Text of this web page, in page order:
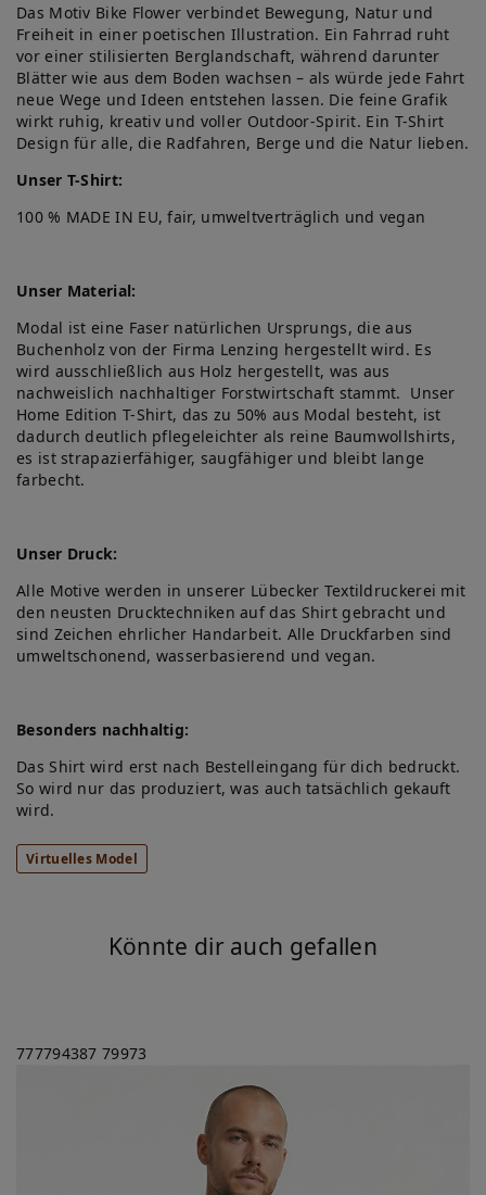
Das Motiv Bike Flower verbindet Bewegung, Natur und
Freiheit in einer poetischen Illustration. Ein Fahrrad ruht
vor einer stilisierten Berglandschaft, während darunter
Blätter wie aus dem Boden wachsen – als würde jede Fahrt
neue Wege und Ideen entstehen lassen. Die feine Grafik
wirkt ruhig, kreativ und voller Outdoor-Spirit. Ein T-Shirt
Design für alle, die Radfahren, Berge und die Natur lieben.
Unser T-Shirt:
100 % MADE IN EU, fair, umweltverträglich und vegan
Unser Material:
Modal ist eine Faser natürlichen Ursprungs, die aus
Buchenholz von der Firma Lenzing hergestellt wird. Es
wird ausschließlich aus Holz hergestellt, was aus
nachweislich nachhaltiger Forstwirtschaft stammt. Unser
Home Edition T-Shirt, das zu 50% aus Modal besteht, ist
dadurch deutlich pflegeleichter als reine Baumwollshirts,
es ist strapazierfähiger, saugfähiger und bleibt lange
farbecht.
Unser Druck:
Alle Motive werden in unserer Lübecker Textildruckerei mit
den neusten Drucktechniken auf das Shirt gebracht und
sind Zeichen ehrlicher Handarbeit. Alle Druckfarben sind
umweltschonend, wasserbasierend und vegan.
Besonders nachhaltig:
Das Shirt wird erst nach Bestelleingang für dich bedruckt.
So wird nur das produziert, was auch tatsächlich gekauft
wird.
Virtuelles Model
Könnte dir auch gefallen
777794387 79973